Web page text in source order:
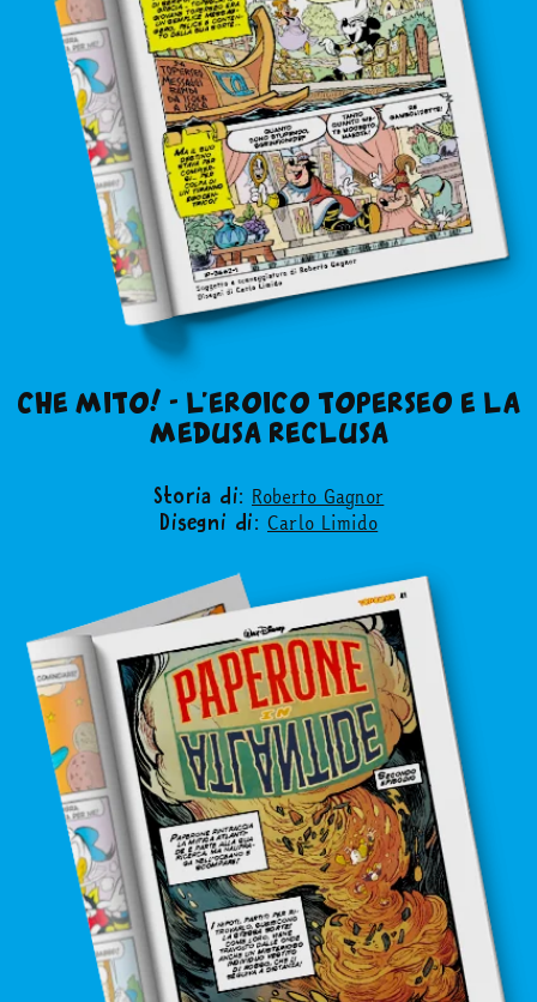
in edicola
mondo fumetto
news & eventi
Cerca
abbonati
acquista
Facebook
Instagram
Twitter
CHE MITO! - L’EROICO TOPERSEO E LA
MEDUSA RECLUSA
Storia di: Roberto Gagnor
Disegni di: Carlo Limido